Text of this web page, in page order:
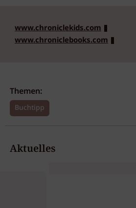
www.chroniclekids.com
www.chroniclebooks.com
Themen:
Buchtipp
Aktuelles